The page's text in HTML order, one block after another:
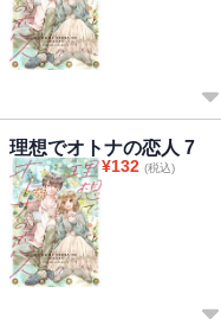
理想でオトナの恋人 7
¥132 (税込)